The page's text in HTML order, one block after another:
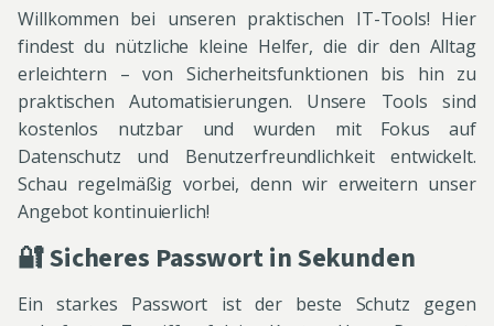
Willkommen bei unseren praktischen IT-Tools! Hier
findest du nützliche kleine Helfer, die dir den Alltag
erleichtern – von Sicherheitsfunktionen bis hin zu
praktischen Automatisierungen. Unsere Tools sind
kostenlos nutzbar und wurden mit Fokus auf
Datenschutz und Benutzerfreundlichkeit entwickelt.
Schau regelmäßig vorbei, denn wir erweitern unser
Angebot kontinuierlich!
🔐 Sicheres Passwort in Sekunden
Ein starkes Passwort ist der beste Schutz gegen